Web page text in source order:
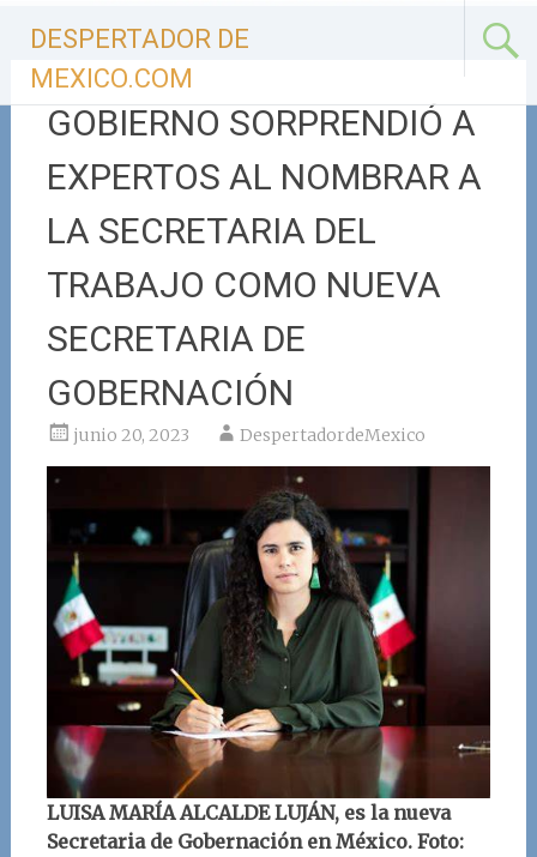
contenido
DESPERTADOR DE
MEXICO.COM
GOBIERNO SORPRENDIÓ A
EXPERTOS AL NOMBRAR A
LA SECRETARIA DEL
TRABAJO COMO NUEVA
SECRETARIA DE
GOBERNACIÓN
junio 20, 2023 DespertadordeMexico
LUISA MARÍA ALCALDE LUJÁN, es la nueva
Secretaria de Gobernación en México. Foto: